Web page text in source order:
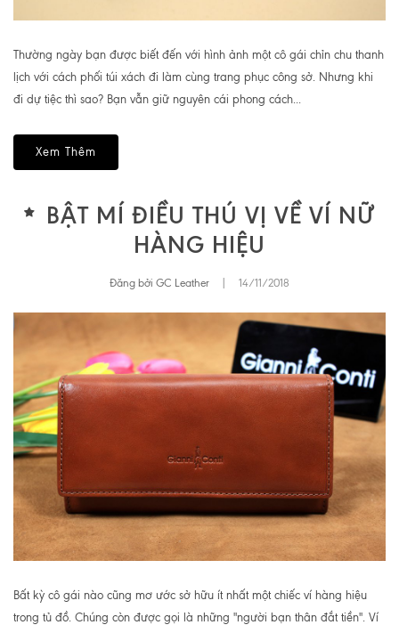
Thường ngày bạn được biết đến với hình ảnh một cô gái chỉn chu thanh
lịch với cách phối túi xách đi làm cùng trang phục công sở. Nhưng khi
đi dự tiệc thì sao? Bạn vẫn giữ nguyên cái phong cách...
Xem Thêm
BẬT MÍ ĐIỀU THÚ VỊ VỀ VÍ NỮ
HÀNG HIỆU
Đăng bởi GC Leather 14/11/2018
Bất kỳ cô gái nào cũng mơ ước sở hữu ít nhất một chiếc ví hàng hiệu
trong tủ đồ. Chúng còn được gọi là những "người bạn thân đắt tiền". Ví